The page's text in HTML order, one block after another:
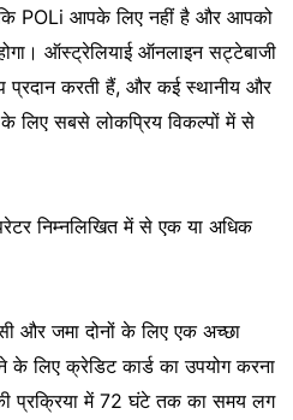
POLi आपके लिए नहीं है और आपको
ऑस्ट्रेलियाई ऑनलाइन सट्टेबाजी
प्रदान करती हैं, और कई स्थानीय और
के लिए सबसे लोकप्रिय विकल्पों में से
निम्नलिखित में से एक या अधिक
और जमा दोनों के लिए एक अच्छा
के लिए क्रेडिट कार्ड का उपयोग करना
प्रक्रिया में 72 घंटे तक का समय लग